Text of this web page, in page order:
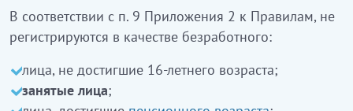
В соответствии с п. 9 Приложения 2 к Правилам, не
регистрируются в качестве безработного:
лица, не достигшие 16-летнего возраста;
занятые лица;